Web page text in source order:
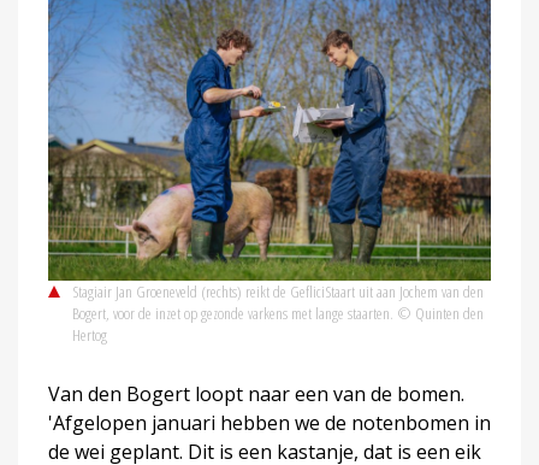
Stagiair Jan Groeneveld (rechts) reikt de GefliciStaart uit aan Jochem van den
Bogert, voor de inzet op gezonde varkens met lange staarten. © Quinten den
Hertog
Van den Bogert loopt naar een van de bomen.
'Afgelopen januari hebben we de notenbomen in
de wei geplant. Dit is een kastanje, dat is een eik